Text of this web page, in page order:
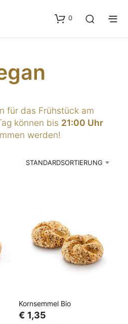
0
für das Frühstück am
können bis 21:00 Uhr
werden!
STANDARDSORTIERUNG
Kornsemmel Bio
€ 1,35